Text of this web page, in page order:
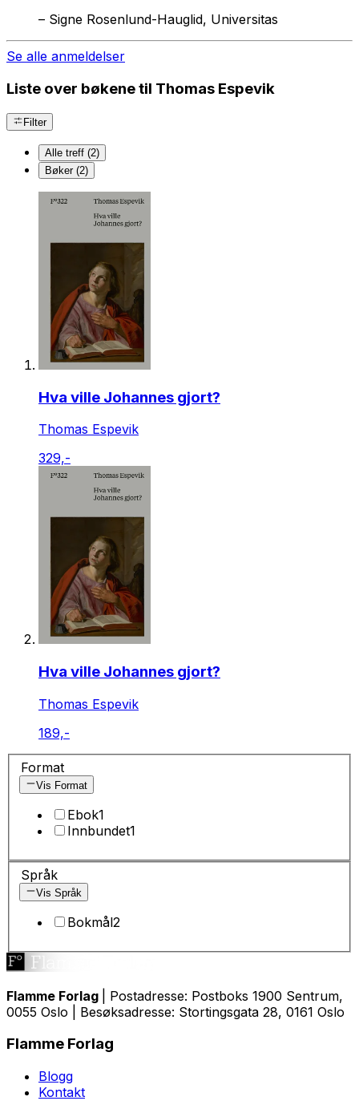
– Signe Rosenlund-Hauglid, Universitas
Se alle anmeldelser
Liste over bøkene til Thomas Espevik
Filter
Alle treff (2)
Bøker (2)
Hva ville Johannes gjort?
Thomas Espevik
329,-
Hva ville Johannes gjort?
Thomas Espevik
189,-
Format
Vis Format
Ebok1
Innbundet1
Språk
Vis Språk
Bokmål2
Flamme Forlag
| Postadresse: Postboks 1900 Sentrum,
0055 Oslo | Besøksadresse: Stortingsgata 28, 0161 Oslo
Flamme Forlag
Blogg
Kontakt